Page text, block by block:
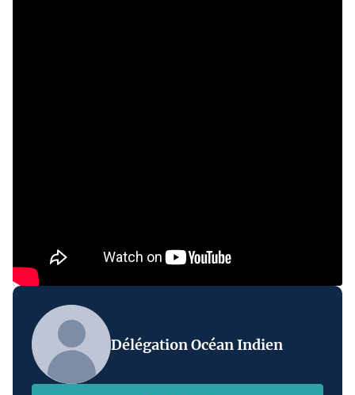
Délégation Océan Indien